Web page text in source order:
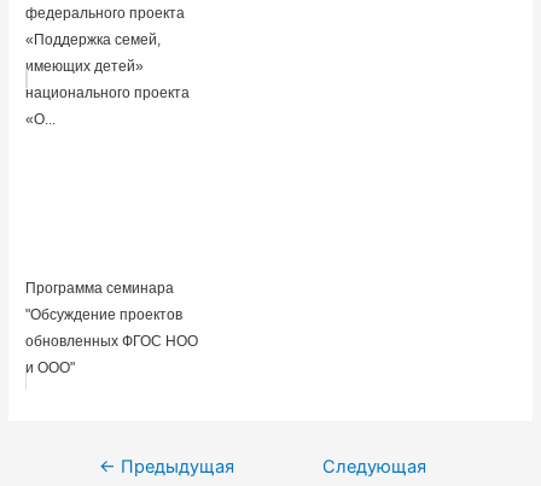
федерального проекта
«Поддержка семей,
имеющих детей»
национального проекта
«О...
Программа семинара
"Обсуждение проектов
обновленных ФГОС НОО
и ООО"
Навигация
← Предыдущая
Следующая